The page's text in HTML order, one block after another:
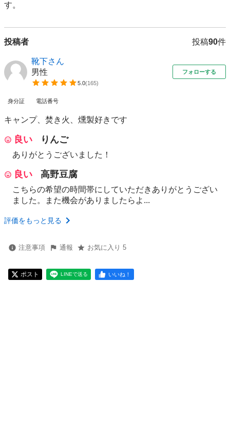
す。
投稿者 投稿90件
靴下さん
男性
5.0(165)
フォローする
身分証 電話番号
キャンプ、焚き火、燻製好きです
良い りんご
ありがとうございました！
良い 高野豆腐
こちらの希望の時間帯にしていただきありがとうござい
ました。また機会がありましたらよ...
評価をもっと見る
注意事項 通報 お気に入り 5
ポスト LINEで送る いいね！